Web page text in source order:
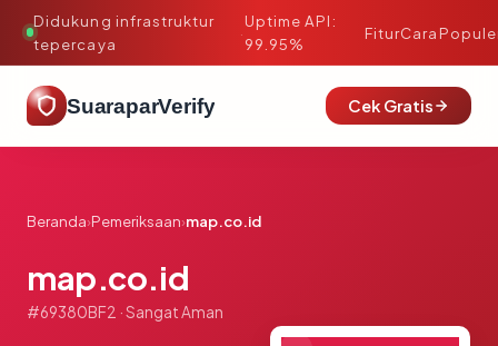
Didukung infrastruktur
tepercaya
·
Uptime API:
99.95%
FiturCara
SuaraparVerify Cek Gratis
Beranda›Pemeriksaan›map.co.id
map.co.id
#69380BF2 · Sangat Aman